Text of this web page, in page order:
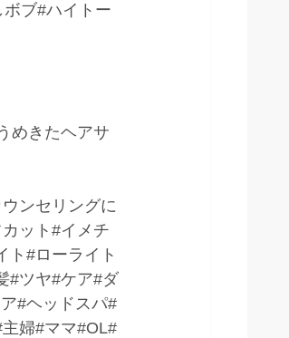
ブ#ハイトー
めきたヘアサ
ンセリングに
ット#イメチ
ト#ローライト
#ツヤ#ケア#ダ
#ヘッドスパ#
婦#ママ#OL#